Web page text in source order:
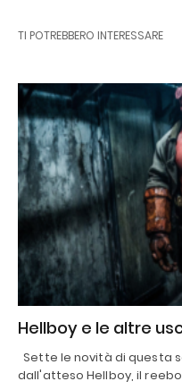
TI POTREBBERO INTERESSARE
Hellboy e le altre
Sette le novità di questa
dall'atteso Hellboy, il